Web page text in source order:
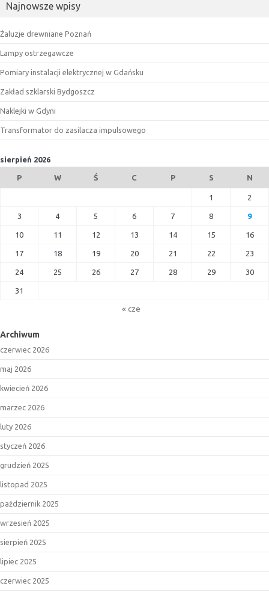
Najnowsze wpisy
Żaluzje drewniane Poznań
Lampy ostrzegawcze
Pomiary instalacji elektrycznej w Gdańsku
Zakład szklarski Bydgoszcz
Naklejki w Gdyni
Transformator do zasilacza impulsowego
sierpień 2026
P W Ś C P S N
1 2
3 4 5 6 7 8 9
10 11 12 13 14 15 16
17 18 19 20 21 22 23
24 25 26 27 28 29 30
31
« cze
Archiwum
czerwiec 2026
maj 2026
kwiecień 2026
marzec 2026
luty 2026
styczeń 2026
grudzień 2025
listopad 2025
październik 2025
wrzesień 2025
sierpień 2025
lipiec 2025
czerwiec 2025